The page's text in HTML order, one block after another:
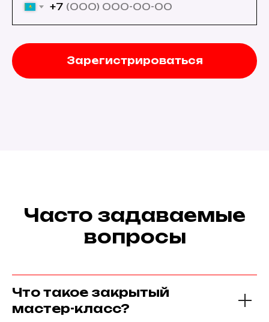
+7
Зарегистрироваться
Часто задаваемые
вопросы
Что такое закрытый
мастер-класс?